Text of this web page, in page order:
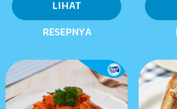
LIHAT
RESEPNYA